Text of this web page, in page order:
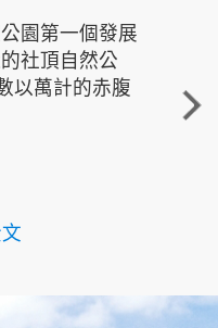
園第一個發展
社頂自然公
以萬計的赤腹
重
走進